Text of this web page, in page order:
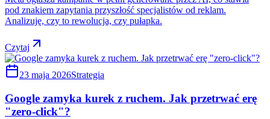
pod znakiem zapytania przyszłość specjalistów od reklam.
Analizuję, czy to rewolucja, czy pułapka.
Czytaj
23 maja 2026Strategia
Google zamyka kurek z ruchem. Jak przetrwać erę
"zero-click"?